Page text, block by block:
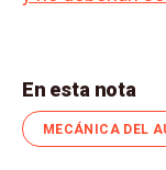
En esta nota
MECÁNICA DEL